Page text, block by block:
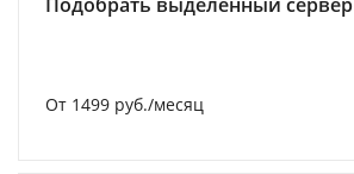
От 1499 руб./месяц